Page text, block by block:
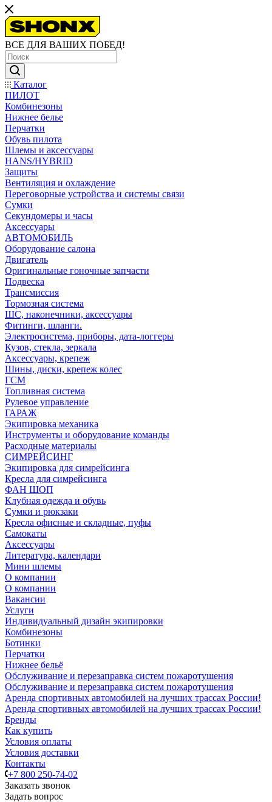
ВСЕ ДЛЯ ВАШИХ ПОБЕД!
Каталог
ПИЛОТ
Комбинезоны
Нижнее белье
Перчатки
Обувь пилота
Шлемы и аксессуары
HANS/HYBRID
Защиты
Вентиляция и охлаждение
Переговорные устройства и системы связи
Сумки
Секундомеры и часы
Аксессуары
АВТОМОБИЛЬ
Оборудование салона
Двигатель
Оригинальные гоночные запчасти
Подвеска
Трансмиссия
Тормозная система
ШС, наконечники, аксессуары
Фитинги, шланги.
Электросистема, приборы, дата-логгеры
Кузов, стекла, зеркала
Аксессуары, крепеж
Шины, диски, крепеж колес
ГСМ
Топливная система
Рулевое управление
ГАРАЖ
Экипировка механика
Инструменты и оборудование команды
Расходные материалы
СИМРЕЙСИНГ
Экипировка для симрейсинга
Кресла для симрейсинга
ФАН ШОП
Клубная одежда и обувь
Сумки и рюкзаки
Кресла офисные и складные, пуфы
Самокаты
Аксессуары
Литература, календари
Мини шлемы
О компании
О компании
Вакансии
Услуги
Индивидуальный дизайн экипировки
Комбинезоны
Ботинки
Перчатки
Нижнее бельё
Обслуживание и перезаправка систем пожаротушения
Обслуживание и перезаправка систем пожаротушения
Аренда спортивных автомобилей на лучших трассах России!
Аренда спортивных автомобилей на лучших трассах России!
Бренды
Как купить
Условия оплаты
Условия доставки
Контакты
+7 800 250-74-02
Заказать звонок
Задать вопрос